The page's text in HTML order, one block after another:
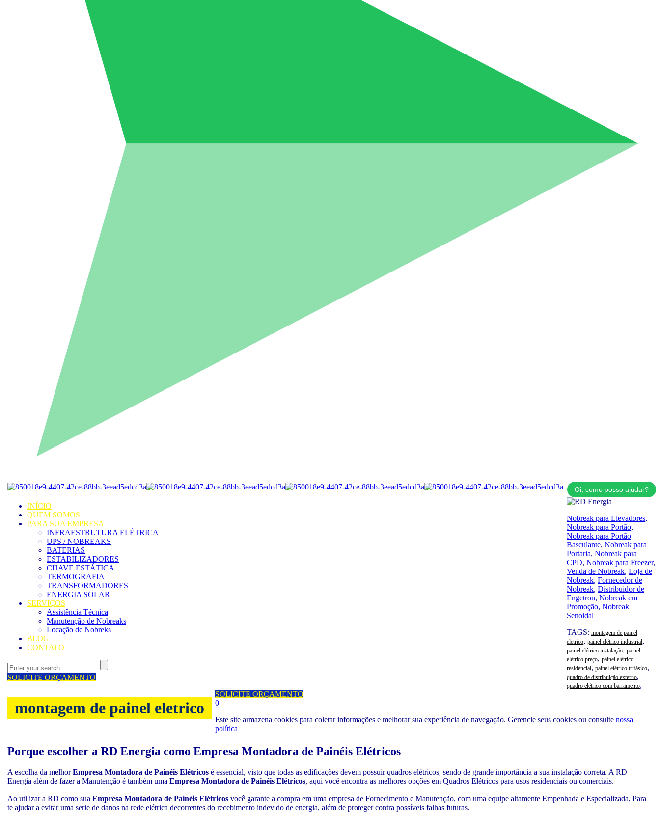
Oi, como posso ajudar?
INÍCIO
QUEM SOMOS
PARA SUA EMPRESA
INFRAESTRUTURA ELÉTRICA
UPS / NOBREAKS
BATERIAS
ESTABILIZADORES
CHAVE ESTÁTICA
TERMOGRAFIA
TRANSFORMADORES
ENERGIA SOLAR
SERVIÇOS
Assistência Técnica
Manutenção de Nobreaks
Locação de Nobreks
BLOG
CONTATO
SOLICITE ORÇAMENTO
montagem de painel eletrico
Porque escolher a RD Energia como Empresa Montadora de Painéis Elétricos
A escolha da melhorEmpresa Montadora de Painéis Elétricos é essencial, visto que todas as edificações devem possuir quadros elétricos, sendo de grande importância a sua instalação correta. A RD
Energia além de fazer a Manutenção é também uma Empresa Montadora de Painéis Elétricos, aqui você encontra as melhores opções em Quadros Elétricos para usos residenciais ou comerciais.
Ao utilizar a RD como sua Empresa Montadora de Painéis Elétricos você garante a compra em uma empresa de Fornecimento e Manutenção, com uma equipe altamente Empenhada e Especializada, Para
te ajudar a evitar uma serie de danos na rede elétrica decorrentes do recebimento indevido de energia, além de proteger contra possíveis falhas futuras.
Nobreak para Elevadores,
Nobreak para Portão,
Nobreak para Portão
Basculante, Nobreak para
Portaria, Nobreak para
CPD, Nobreak para Freezer,
Venda de Nobreak, Loja de
Nobreak, Fornecedor de
Nobreak, Distribuidor de
Engetron, Nobreak em
Promoção, Nobreak
Senoidal
TAGS: montagem de painel
eletrico, painel elétrico industrial,
painel elétrico instalação, painel
elétrico preço, painel elétrico
residencial, painel elétrico trifásico,
quadro de distribuição externo,
quadro elétrico com barramento,
SOLICITE ORÇAMENTO
0
Este site armazena cookies para coletar informações e melhorar sua experiência de navegação. Gerencie seus cookies ou consulte nossa
política